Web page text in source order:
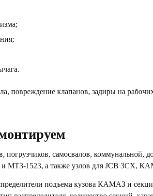
повреждение клапанов, задиры на
погрузчиков, самосвалов,
и МТЗ-1523, а также узлов для JCB
подъема кузова КАМАЗ и